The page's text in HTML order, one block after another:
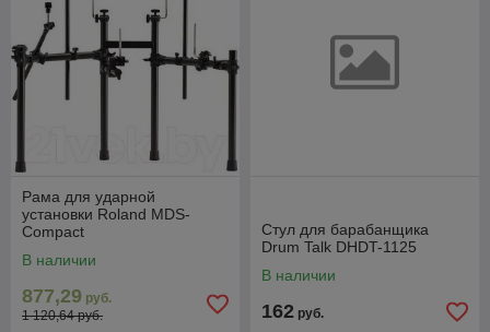
Рама для ударной
установки Roland MDS-
Compact
В наличии
877,29 руб.
1 120,64 руб.
Стул для барабанщика
Drum Talk DHDT-1125
В наличии
162 руб.